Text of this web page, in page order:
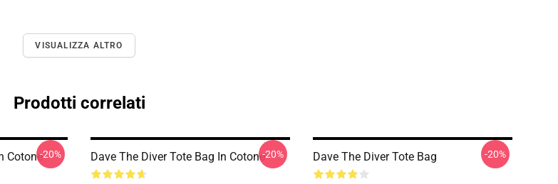
VISUALIZZA ALTRO
Prodotti correlati
Cotone-20% Dave The Diver Tote Bag In Cotone-20% Dave The Diver Tote Bag -20%